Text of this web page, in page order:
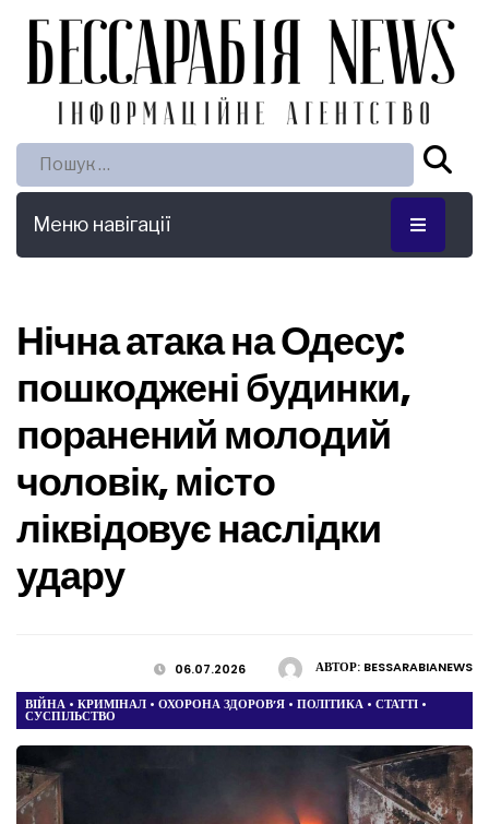
Пошук:
Меню навігації
Нічна атака на Одесу:
пошкоджені будинки,
поранений молодий
чоловік, місто
ліквідовує наслідки
удару
АВТОР: BESSARABIANEWS
06.07.2026
ВІЙНА • КРИМІНАЛ • ОХОРОНА ЗДОРОВ’Я • ПОЛІТИКА • СТАТТІ •
СУСПІЛЬСТВО